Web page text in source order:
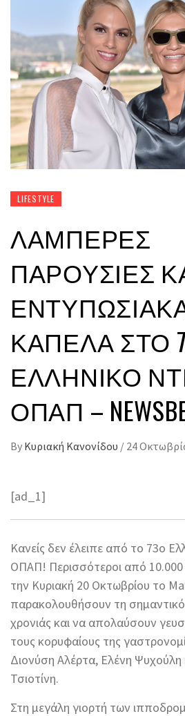
LIFESTYLE
ΛΑΜΠΕΡΈΣ
ΠΑΡΟΥΣΊΕΣ
ΚΑΠΈΛΑ ΣΤΟ
ΕΛΛΗΝΙΚΌ
ΟΠΑΠ –
By Κυριακή Κανονίδου / 24
[ad_1]
Κανείς δεν έλειπε από το 73ο
ΟΠΑΠ! Περισσότεροι από
την Κυριακή 20 Οκτωβρίου το
παρακολουθήσουν τη
χρονιάς και να απολαύσουν
τους κορυφαίους της
Διονύση Αλέρτα, Ελένη Ψυχούλη
Τσιοτίνη.
Στη μεγάλη γιορτή των